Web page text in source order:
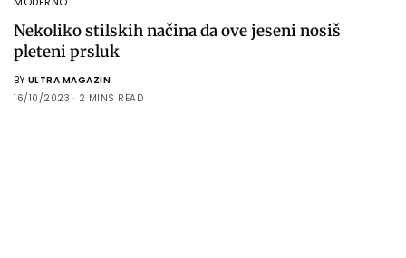
Nekoliko stilskih načina da ove jeseni nosiš
pleteni prsluk
BY ULTRA MAGAZIN
16/10/2023
2 MINS READ